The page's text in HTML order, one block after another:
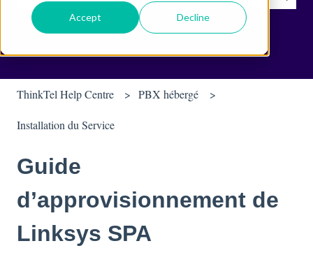
Accept Decline
Il n'y a aucune suggestion car le champ de recherche est vide.
ThinkTel Help Centre PBX hébergé
Installation du Service
Guide
d’approvisionnement de
Linksys SPA